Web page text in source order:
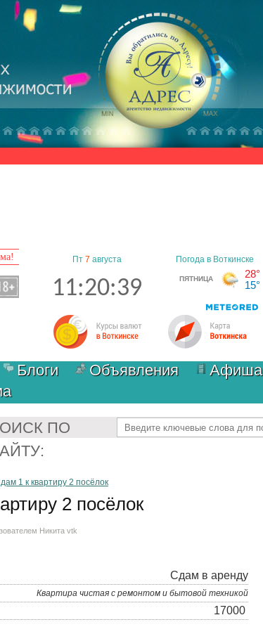
Пт 7 августа
11:20:40
Блоги Объявления Афиша
ПО
1 к квартиру 2 посёлок
2 посёлок
Никита vtk
Сдам в аренду
Квартира чистая с ремонтом и бытовой техникой
17000